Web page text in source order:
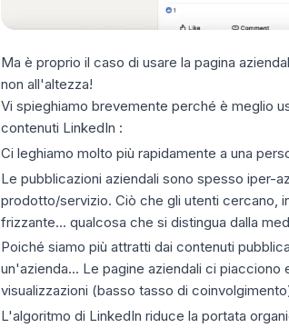
Ma è proprio il caso di usare la pagina
non all'altezza!
Vi spieghiamo brevemente perché è meglio
contenuti LinkedIn :
Ci leghiamo molto più rapidamente a una
Le pubblicazioni aziendali sono spesso iper-
prodotto/servizio. Ciò che gli utenti cercano,
frizzante... qualcosa che si distingua dalla
Poiché siamo più attratti dai contenuti
un'azienda... Le pagine aziendali ci
visualizzazioni (basso tasso di coinvolgimento).
L'algoritmo di LinkedIn riduce la portata